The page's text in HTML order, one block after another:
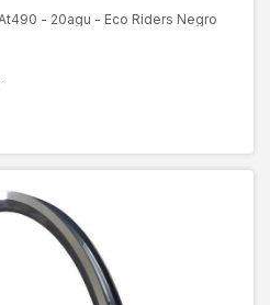
- 20agu - Eco Riders Negro